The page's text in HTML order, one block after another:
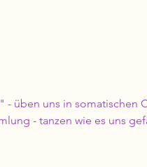
üben uns in somatischen
- tanzen wie es uns